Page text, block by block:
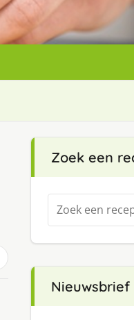
Zoek een
Zoeken
naar:
Nieuwsbrief